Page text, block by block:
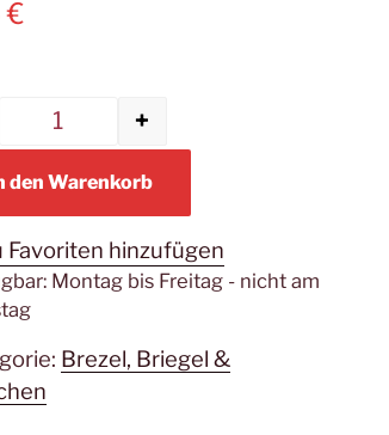
€
Laugenstange Menge
+
den Warenkorb
Favoriten hinzufügen
Montag bis Freitag - nicht am
Brezel, Briegel &